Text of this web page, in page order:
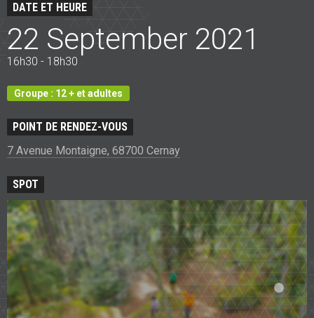
DATE ET HEURE
22 September 2021
16h30 - 18h30
Groupe : 12 + et adultes
POINT DE RENDEZ-VOUS
7 Avenue Montaigne, 68700 Cernay
SPOT